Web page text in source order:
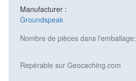
Manufacturer :
Groundspeak
Nombre de pièces dans l'emballage:
Repérable sur Geocaching.com